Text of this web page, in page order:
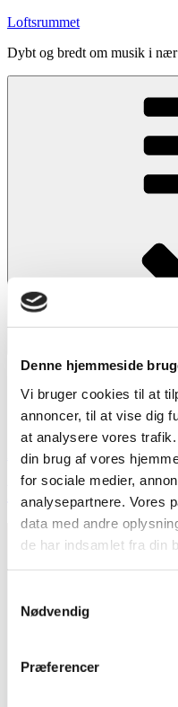
Denne hjemmeside
Vi bruger cookies til at
annoncer, til at vise dig
at analysere vores
din brug af vores
for sociale medier,
analysepartnere. Vores
data med andre
de har indsamlet fra din
Nødvendig
Præferencer
Videre
indhold
Loftsrummet
Dybt og bredt om musik i
Forside
Indhold
Search for:
Udgivet
23. december 201911. januar
Favoritter fra